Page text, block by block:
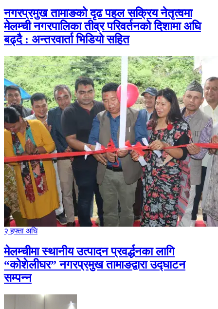
नगरप्रमुख तामाङको दृढ पहल सक्रिय नेतृत्वमा
मेलम्ची नगरपालिका तीव्र परिवर्तनको दिशामा अघि
बढ्दै : अन्तरवार्ता भिडियो सहित
२ हफ्ता अघि
मेलम्चीमा स्थानीय उत्पादन प्रवर्द्धनका लागि
“कोशेलीघर” नगरप्रमुख तामाङद्वारा उद्घाटन
सम्पन्न